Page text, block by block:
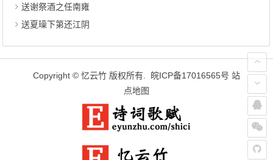
送谢祭酒之任南雍
送夏璪下第还江阴
Copyright © 忆云竹 版权所有. 皖ICP备17016565号 站
点地图